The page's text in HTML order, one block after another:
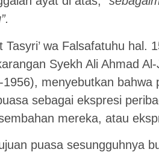
wa Falsafatuhu hal.
Syekh Ali Ahmad
menyebutkan bahwa
sebagai ekspresi
mereka, atau
puasa sesungguhnya